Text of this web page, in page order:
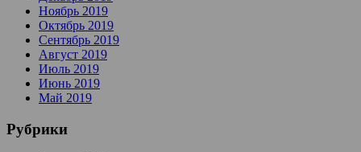
Ноябрь 2019
Октябрь 2019
Сентябрь 2019
Август 2019
Июль 2019
Июнь 2019
Май 2019
Рубрики